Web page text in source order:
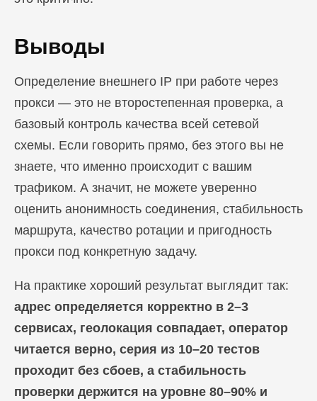
Выводы
Определение внешнего IP при работе через
прокси — это не второстепенная проверка, а
базовый контроль качества всей сетевой
схемы. Если говорить прямо, без этого вы не
знаете, что именно происходит с вашим
трафиком. А значит, не можете уверенно
оценить анонимность соединения, стабильность
маршрута, качество ротации и пригодность
прокси под конкретную задачу.
На практике хороший результат выглядит так:
адрес определяется корректно в 2–3
сервисах, геолокация совпадает, оператор
читается верно, серия из 10–20 тестов
проходит без сбоев, а стабильность
проверки держится на уровне 80–90% и